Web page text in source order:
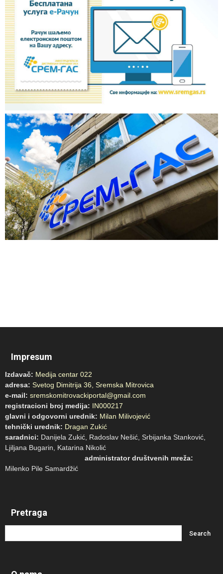
Impresum
Izdavač: Medija centar 022
adresa: Svetog Dimitrija 36, Sremska Mitrovica
e-mail: sremskomitrovackiportal@gmail.com
registracioni broj medija: IN000217
glavni i odgovorni urednik: Milan Milivojević
tehnički urednik: Dragan Zukić
saradnici: Danijela Zukić, Radoslav Nešić, Srbijanka Stanković,
Ljiljana Bugarin, Katarina Nikolić
administrator društvenih mreža:
Milenko Pile Samardžić
Pretraga